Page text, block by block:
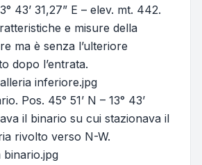
43’ 31,27” E – elev. mt. 442.
e misure della
ma è senza l’ulteriore
dopo l’entrata.
inferiore.jpg
Pos. 45° 51’ N – 13° 43’
il binario su cui stazionava il
rivolto verso N-W.
binario.jpg